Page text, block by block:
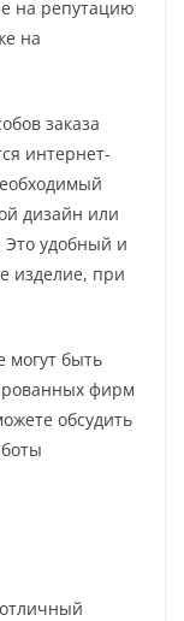
на репутацию
на
заказа
интернет-
дизайн или
Это удобный и
изделие, при
могут быть
фирм
обсудить